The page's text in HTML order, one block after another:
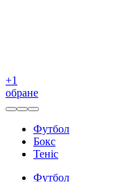
+1
обране
Футбол
Бокс
Теніс
Футбол